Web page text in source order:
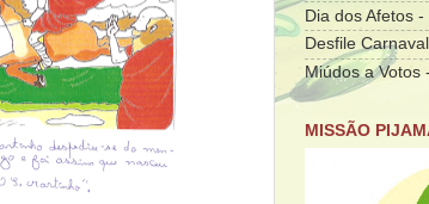
Dia dos Afetos
Desfile
Miúdos a Votos
MISSÃO